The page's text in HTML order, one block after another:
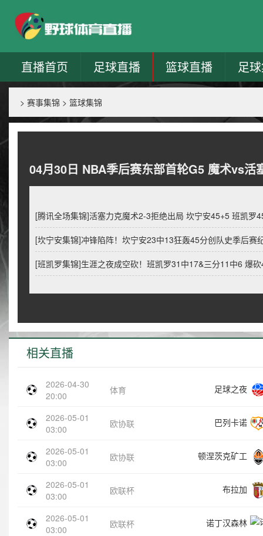
直播首页 足球直播 篮球直播 足
> 赛事集锦 > 篮球集锦
04月30日 NBA季后赛东部首轮G5 魔术vs活
[腾讯全场集锦]活塞力克魔术2-3拒绝出局 坎宁安45+5 班凯罗
[坎宁安集锦]冲锋陷阵！坎宁安23中13狂轰45分创队史季后赛
[班凯罗集锦]生涯之夜成空砍！班凯罗31中17&三分11中6 爆
相关直播
2026-04-30
20:00
体育 足球之夜
2026-05-01
03:00
欧协联 巴列卡诺
2026-05-01
03:00
欧协联 顿涅茨克矿工
2026-05-01
03:00
欧联杯 布拉加
2026-05-01
03:00
欧联杯 诺丁汉森林